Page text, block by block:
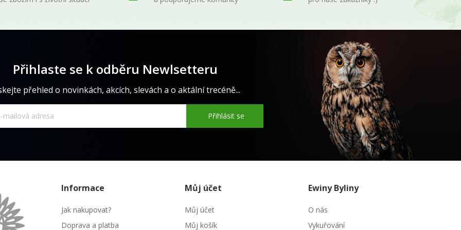
Přihlaste se k odběru Newlsetteru
přehled o novinkách, akcích, slevách a o aktální trecéně...
Přihlásit se
Informace
Jak nakupovat?
Doprava a platba
Můj účet
Můj účet
Můj košík
Ewiny Byliny
O nás
Vykuřování